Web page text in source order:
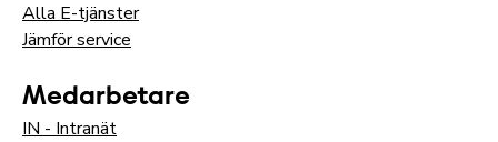
Alla E-tjänster
Jämför service
Medarbetare
IN - Intranät